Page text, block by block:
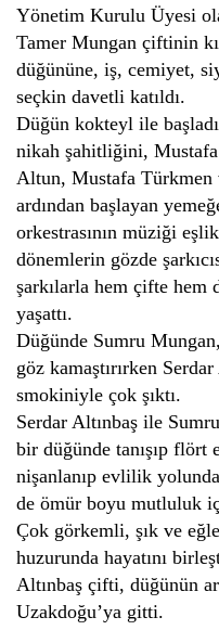
Yönetim Kurulu Üyesi
Tamer Mungan çiftinin
düğününe, iş, cemiyet,
seçkin davetli katıldı.
Düğün kokteyl ile
nikah şahitliğini,
Altun, Mustafa Türkmen
ardından başlayan
orkestrasının müziği
dönemlerin gözde
şarkılarla hem çifte hem
yaşattı.
Düğünde Sumru
göz kamaştırırken
smokiniyle çok şıktı.
Serdar Altınbaş ile
bir düğünde tanışıp flört
nişanlanıp evlilik
de ömür boyu mutluluk
Çok görkemli, şık ve
huzurunda hayatını
Altınbaş çifti, düğünün
Uzakdoğu’ya gitti.